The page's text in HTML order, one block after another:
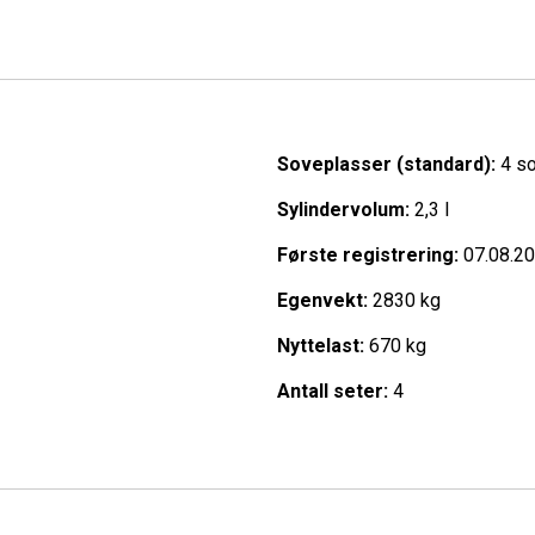
Soveplasser (standard): 4
Sylindervolum: 2,3 l
Første registrering:
Egenvekt: 2830 kg
Nyttelast: 670 kg
Antall seter: 4